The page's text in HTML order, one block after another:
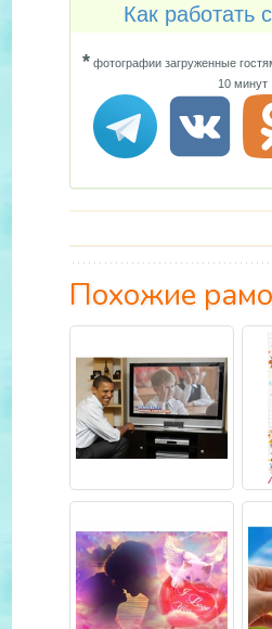
Как работать
*фотографии загруженные
10 минут
Похожие